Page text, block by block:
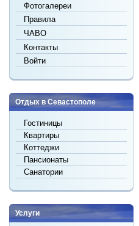
Фотогалереи
Правила
ЧАВО
Контакты
Войти
Отдых в Севастополе
Гостиницы
Квартиры
Коттеджи
Пансионаты
Санатории
Услуги